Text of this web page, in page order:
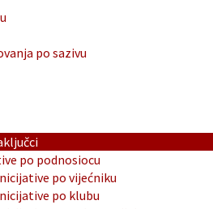
po sazivu
po podnosiocu
po vijećniku
po klubu